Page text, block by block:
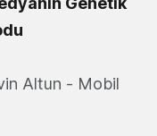
Altun - Mobil